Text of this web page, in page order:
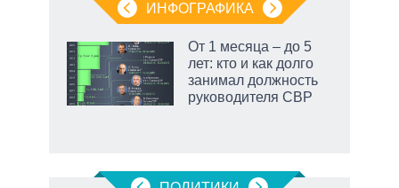
ИНФОГРАФИКА
От 1 месяца – до 5
лет: кто и как долго
занимал должность
руководителя СВР